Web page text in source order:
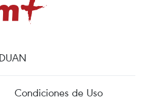
Condiciones de Uso